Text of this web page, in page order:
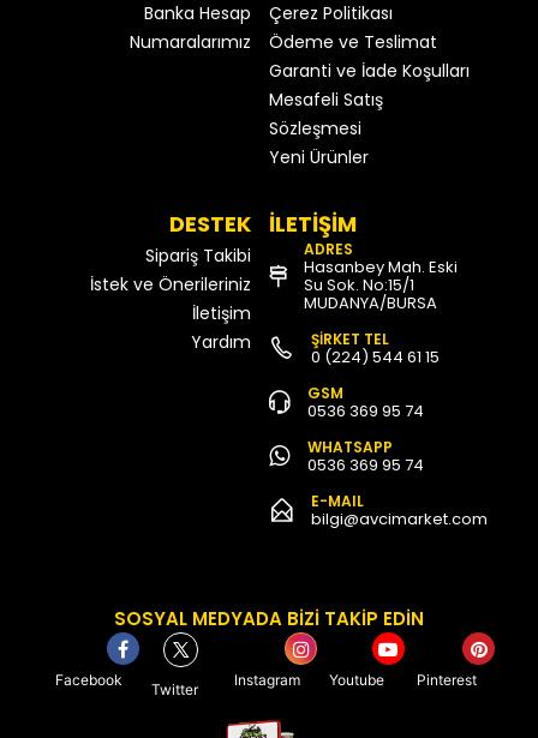
Banka Hesap
Numaralarımız
Çerez Politikası
Ödeme ve Teslimat
Garanti ve İade Koşulları
Mesafeli Satış
Sözleşmesi
Yeni Ürünler
DESTEK
Sipariş Takibi
İstek ve Önerileriniz
İletişim
Yardım
İLETİŞİM
ADRES
Hasanbey Mah. Eski
Su Sok. No:15/1
MUDANYA/BURSA
ŞİRKET TEL
0 (224) 544 61 15
GSM
0536 369 95 74
WHATSAPP
0536 369 95 74
E-MAIL
bilgi@avcimarket.com
SOSYAL MEDYADA BİZİ TAKİP EDİN
Facebook
Twitter
Instagram Youtube Pinterest